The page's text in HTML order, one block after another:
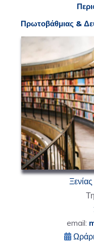
Π
Πρωτοβάθμιας &
email: